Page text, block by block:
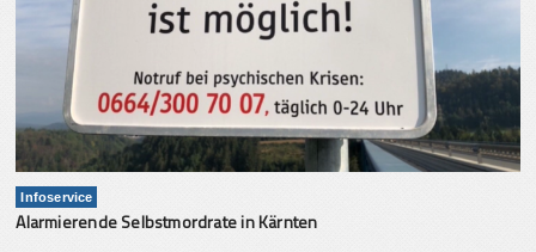
Infoservice
Alarmierende Selbstmordrate in Kärnten